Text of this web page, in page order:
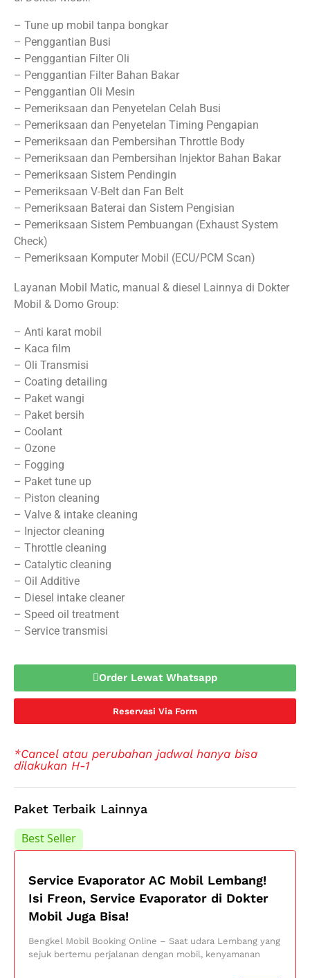
– Tune up mobil tanpa bongkar
– Penggantian Busi
– Penggantian Filter Oli
– Penggantian Filter Bahan Bakar
– Penggantian Oli Mesin
– Pemeriksaan dan Penyetelan Celah Busi
– Pemeriksaan dan Penyetelan Timing Pengapian
– Pemeriksaan dan Pembersihan Throttle Body
– Pemeriksaan dan Pembersihan Injektor Bahan Bakar
– Pemeriksaan Sistem Pendingin
– Pemeriksaan V-Belt dan Fan Belt
– Pemeriksaan Baterai dan Sistem Pengisian
– Pemeriksaan Sistem Pembuangan (Exhaust System
Check)
– Pemeriksaan Komputer Mobil (ECU/PCM Scan)
Layanan Mobil Matic, manual & diesel Lainnya di Dokter
Mobil & Domo Group:
– Anti karat mobil
– Kaca film
– Oli Transmisi
– Coating detailing
– Paket wangi
– Paket bersih
– Coolant
– Ozone
– Fogging
– Paket tune up
– Piston cleaning
– Valve & intake cleaning
– Injector cleaning
– Throttle cleaning
– Catalytic cleaning
– Oil Additive
– Diesel intake cleaner
– Speed oil treatment
– Service transmisi
Order Lewat Whatsapp
Reservasi Via Form
*Cancel atau perubahan jadwal hanya bisa
dilakukan H-1
Paket Terbaik Lainnya
Best Seller
Service Evaporator AC Mobil Lembang!
Isi Freon, Service Evaporator di Dokter
Mobil Juga Bisa!
Bengkel Mobil Booking Online – Saat udara Lembang yang
sejuk bertemu perjalanan dengan mobil, kenyamanan
Best Seller